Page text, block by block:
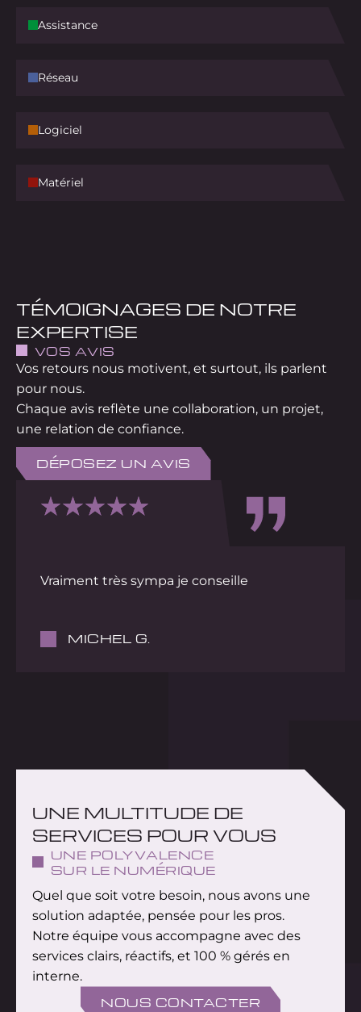
Assistance
Réseau
Logiciel
Matériel
TÉMOIGNAGES DE NOTRE
EXPERTISE
VOS AVIS
Vos retours nous motivent, et surtout, ils parlent
pour nous.
Chaque avis reflète une collaboration, un projet,
une relation de confiance.
DÉPOSEZ UN AVIS
Vraiment très sympa je conseille
MICHEL G.
UNE MULTITUDE DE
SERVICES POUR VOUS
UNE POLYVALENCE
SUR LE NUMÉRIQUE
Quel que soit votre besoin, nous avons une
solution adaptée, pensée pour les pros.
Notre équipe vous accompagne avec des
services clairs, réactifs, et 100 % gérés en
interne.
NOUS CONTACTER